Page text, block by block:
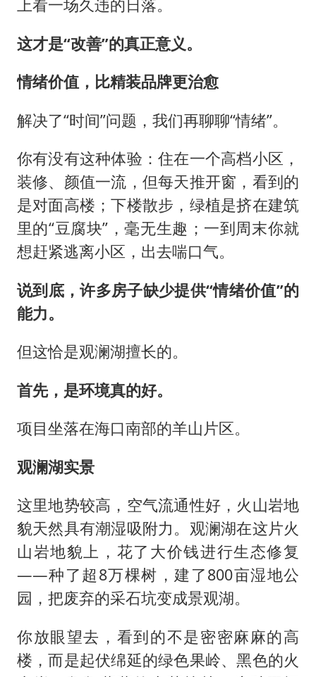
上看一场久违的日落。
这才是“改善”的真正意义。
情绪价值，比精装品牌更治愈
解决了“时间”问题，我们再聊聊“情绪”。
你有没有这种体验：住在一个高档小区，
装修、颜值一流，但每天推开窗，看到的
是对面高楼；下楼散步，绿植是挤在建筑
里的“豆腐块”，毫无生趣；一到周末你就
想赶紧逃离小区，出去喘口气。
说到底，许多房子缺少提供“情绪价值”的
能力。
但这恰是观澜湖擅长的。
首先，是环境真的好。
项目坐落在海口南部的羊山片区。
观澜湖实景
这里地势较高，空气流通性好，火山岩地
貌天然具有潮湿吸附力。观澜湖在这片火
山岩地貌上，花了大价钱进行生态修复
——种了超8万棵树，建了800亩湿地公
园，把废弃的采石坑变成景观湖。
你放眼望去，看到的不是密密麻麻的高
楼，而是起伏绵延的绿色果岭、黑色的火